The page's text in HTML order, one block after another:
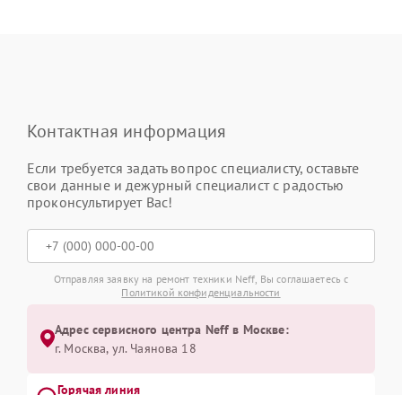
Контактная информация
Если требуется задать вопрос специалисту, оставьте
свои данные и дежурный специалист с радостью
проконсультирует Вас!
Отправляя заявку на ремонт техники Neff, Вы соглашаетесь с
Политикой конфиденциальности
Адрес сервисного центра Neff в Москве:
г. Москва, ул. Чаянова 18
Горячая линия